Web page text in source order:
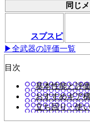
同じ
スプスピ
▶全武器の評価一覧
目次
基本性能と評
おすすめギア
立ち回り・使